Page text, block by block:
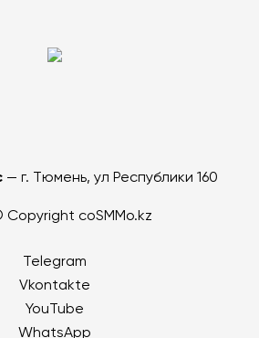
— г. Тюмень, ул Республики 160
Copyright coSMMo.kz
Telegram
Vkontakte
YouTube
WhatsApp